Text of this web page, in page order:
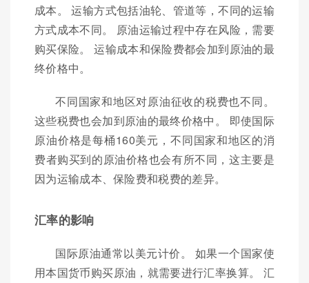
成本。 运输方式包括油轮、管道等，不同的运输
方式成本不同。 原油运输过程中存在风险，需要
购买保险。 运输成本和保险费都会加到原油的最
终价格中。
不同国家和地区对原油征收的税费也不同。
这些税费也会加到原油的最终价格中。 即使国际
原油价格是每桶160美元，不同国家和地区的消
费者购买到的原油价格也会有所不同，这主要是
因为运输成本、保险费和税费的差异。
汇率的影响
国际原油通常以美元计价。 如果一个国家使
用本国货币购买原油，就需要进行汇率换算。 汇